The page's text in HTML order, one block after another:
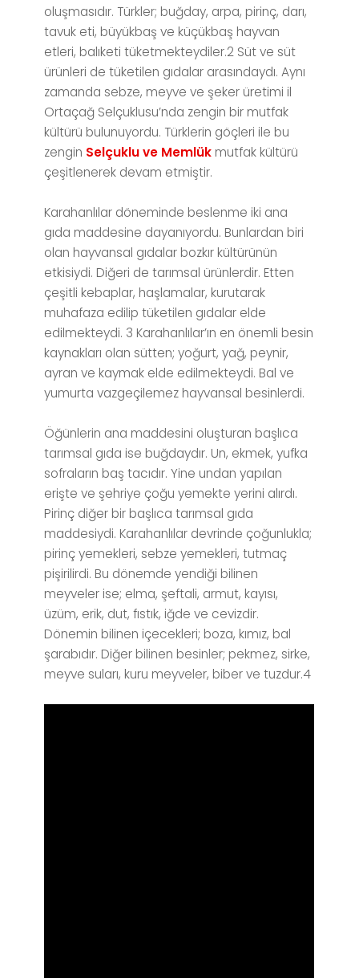
oluşmasıdır. Türkler; buğday, arpa, pirinç, darı,
tavuk eti, büyükbaş ve küçükbaş hayvan
etleri, balıketi tüketmekteydiler.2 Süt ve süt
ürünleri de tüketilen gıdalar arasındaydı. Aynı
zamanda sebze, meyve ve şeker üretimi il
Ortaçağ Selçuklusu’nda zengin bir mutfak
kültürü bulunuyordu. Türklerin göçleri ile bu
zengin Selçuklu ve Memlük mutfak kültürü
çeşitlenerek devam etmiştir.
Karahanlılar döneminde beslenme iki ana
gıda maddesine dayanıyordu. Bunlardan biri
olan hayvansal gıdalar bozkır kültürünün
etkisiydi. Diğeri de tarımsal ürünlerdir. Etten
çeşitli kebaplar, haşlamalar, kurutarak
muhafaza edilip tüketilen gıdalar elde
edilmekteydi. 3 Karahanlılar’ın en önemli besin
kaynakları olan sütten; yoğurt, yağ, peynir,
ayran ve kaymak elde edilmekteydi. Bal ve
yumurta vazgeçilemez hayvansal besinlerdi.
Öğünlerin ana maddesini oluşturan başlıca
tarımsal gıda ise buğdaydır. Un, ekmek, yufka
sofraların baş tacıdır. Yine undan yapılan
erişte ve şehriye çoğu yemekte yerini alırdı.
Pirinç diğer bir başlıca tarımsal gıda
maddesiydi. Karahanlılar devrinde çoğunlukla;
pirinç yemekleri, sebze yemekleri, tutmaç
pişirilirdi. Bu dönemde yendiği bilinen
meyveler ise; elma, şeftali, armut, kayısı,
üzüm, erik, dut, fıstık, iğde ve cevizdir.
Dönemin bilinen içecekleri; boza, kımız, bal
şarabıdır. Diğer bilinen besinler; pekmez, sirke,
meyve suları, kuru meyveler, biber ve tuzdur.4